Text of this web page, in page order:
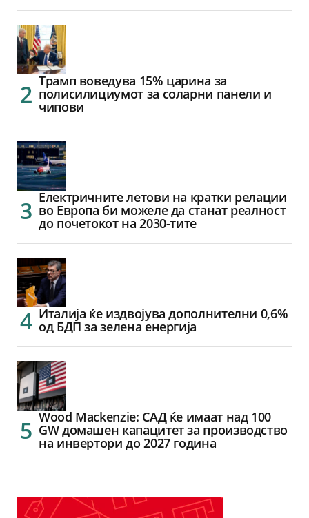
Трамп воведува 15% царина за
полисилициумот за соларни панели и
чипови
Електричните летови на кратки релации
во Европа би можеле да станат реалност
до почетокот на 2030-тите
Италија ќе издвојува дополнителни 0,6%
од БДП за зелена енергија
Wood Mackenzie: САД ќе имаат над 100
GW домашен капацитет за производство
на инвертори до 2027 година